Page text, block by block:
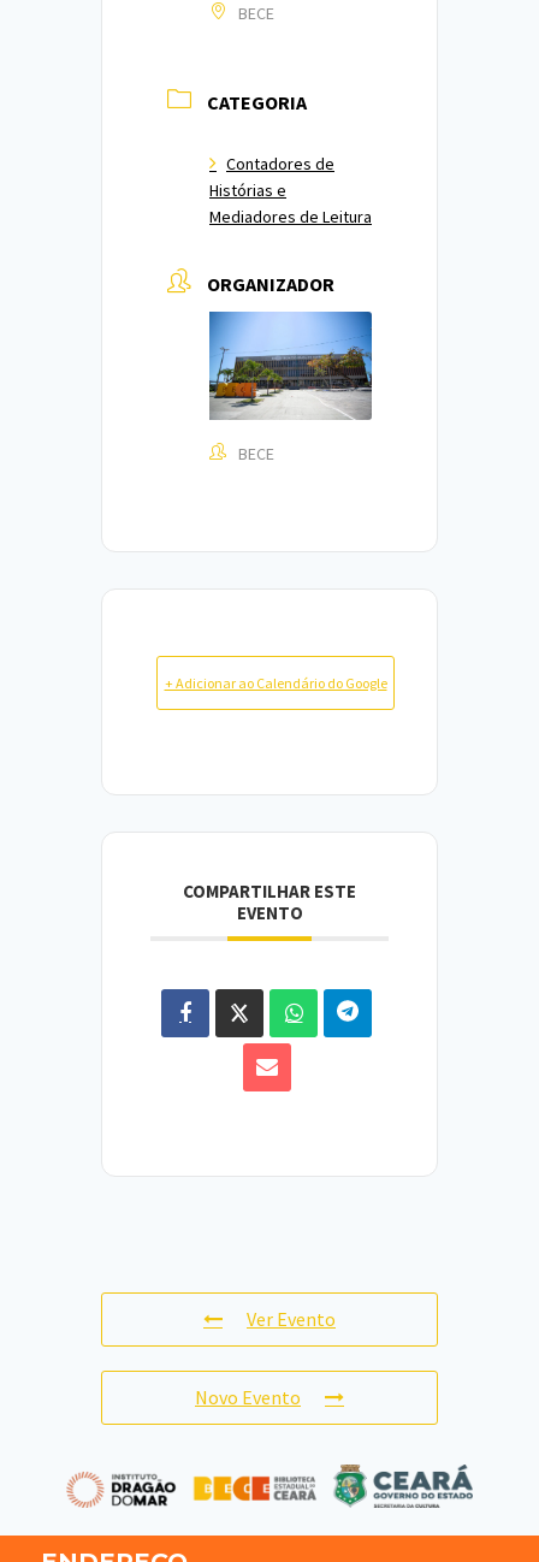
BECE
CATEGORIA
Contadores de
Histórias e
Mediadores de Leitura
ORGANIZADOR
BECE
+ Adicionar ao Calendário do Google
COMPARTILHAR ESTE
EVENTO
Ver Evento
Novo Evento